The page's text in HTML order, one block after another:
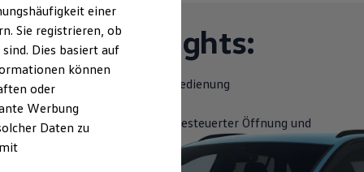
beheizbar, mit Touch-Bedienung
- Heckklappe mit sensorgesteuerter Öffnung und
einer
Sie registrieren, ob
Dies basiert auf
können
oder
Werbung
Daten zu